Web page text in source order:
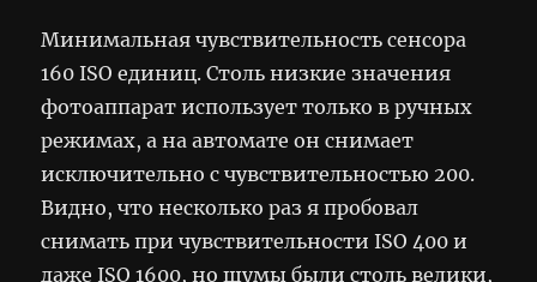
Минимальная чувствительность сенсора
160 ISO единиц. Столь низкие значения
фотоаппарат использует только в ручных
режимах, а на автомате он снимает
исключительно с чувствительностью 200.
Видно, что несколько раз я пробовал
снимать при чувствительности ISO 400 и
даже ISO 1600, но шумы были столь велики,